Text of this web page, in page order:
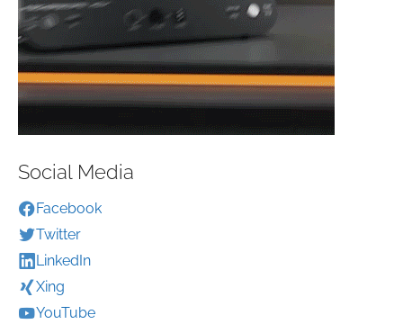
Social Media
Facebook
Twitter
LinkedIn
Xing
YouTube